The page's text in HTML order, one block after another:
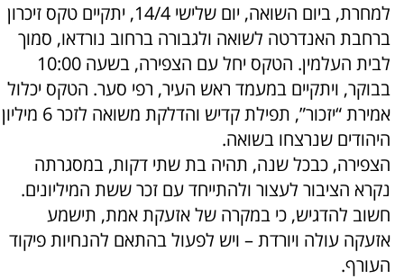
למחרת, ביום השואה, יום שלישי 14/4, יתקיים טקס זיכרון
ברחבת האנדרטה לשואה ולגבורה ברחוב נורדאו, סמוך
לבית העלמין. הטקס יחל עם הצפירה, בשעה 10:00
בבוקר, ויתקיים במעמד ראש העיר, רפי סער. הטקס יכלול
אמירת “יזכור”, תפילת קדיש והדלקת משואה לזכר 6 מיליון
היהודים שנרצחו בשואה.
הצפירה, כבכל שנה, תהיה בת שתי דקות, במסגרתה
נקרא הציבור לעצור ולהתייחד עם זכר ששת המיליונים.
חשוב להדגיש, כי במקרה של אזעקת אמת, תישמע
אזעקה עולה ויורדת – ויש לפעול בהתאם להנחיות פיקוד
העורף.